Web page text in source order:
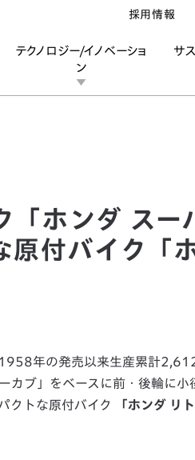
テクノロジー/イノベーショ
ン
サ
採用情報
パーカブ」に小径ホイールを採用し
「ホンダ スー
付バイク「
年の発売以来生産累計
カブ」をベースに前・後輪に小
クトな原付バイク
「ホンダ リ